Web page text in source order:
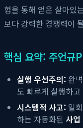
험을 통해 얻은 살아있
보다 강력한 경쟁력이
핵심 요약: 주언규
실행 우선주의: 완
도 빠르게 실행하
시스템적 사고: 일
하는 자동화된 사업